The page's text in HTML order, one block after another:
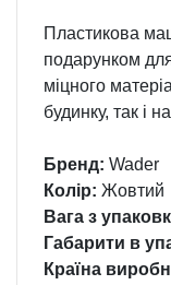
Пластикова
подарунком
міцного
будинку, так і
Бренд: Wader
Колір: Жовтий
Вага з
Габарити в
Країна